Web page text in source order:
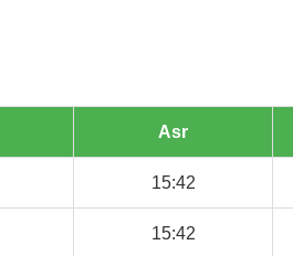
Asr
15:42
15:42